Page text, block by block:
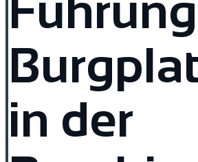
in der